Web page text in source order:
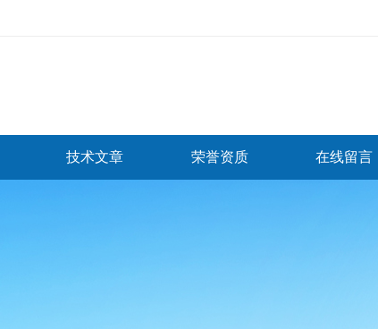
技术文章 荣誉资质 在线留言